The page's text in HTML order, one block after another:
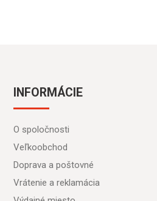
INFORMÁCIE
O spoločnosti
Veľkoobchod
Doprava a poštovné
Vrátenie a reklamácia